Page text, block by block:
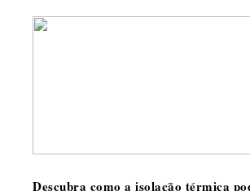
Descubra como a isolação térmica